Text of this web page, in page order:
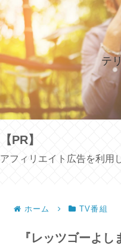
テ
【PR】
アフィリエイト広告を利用
ホーム TV番組
『レッツゴーよ